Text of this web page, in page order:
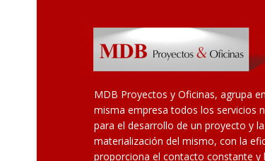
MDB Proyectos y Oficinas, agrupa
misma empresa todos los servicios
para el desarrollo de un proyecto y la
materialización del mismo, con la
proporciona el contacto constante y